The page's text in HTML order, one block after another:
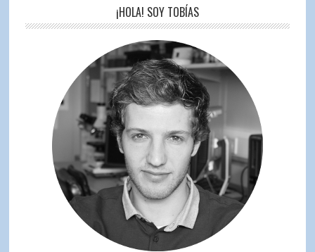
¡HOLA! SOY TOBÍAS